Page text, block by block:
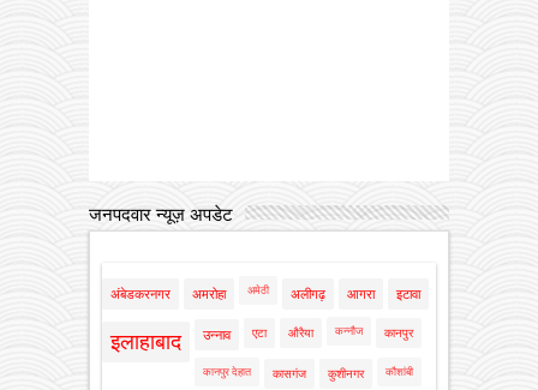
जनपदवार न्यूज़ अपडेट
अंबेडकरनगर अमरोहा अमेठी अलीगढ़ आगरा इटावा
इलाहाबाद उन्नाव एटा औरैया कन्नौज कानपुर
कानपुर देहात कासगंज कुशीनगर कौशांबी